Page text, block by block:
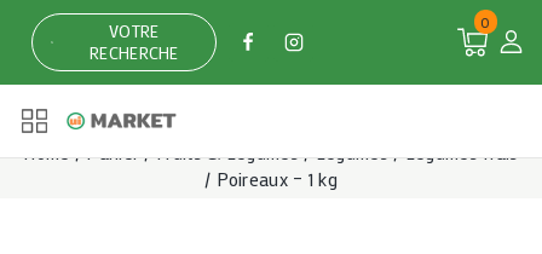
content
VOTRE
RECHERCHE
0
Home / Panier / Fruits & Légumes / Légumes / Légumes frais
/ Poireaux – 1 kg